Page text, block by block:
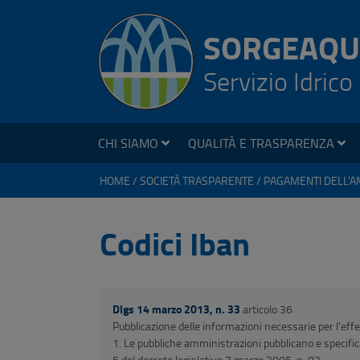
Servizio
CHI SIAMO QUALITÀ E TRASPARENZA
HOME SOCIETÀ TRASPARENTE
Codici Iban
Dlgs 14 marzo 2013, n. 33 articolo 36
Pubblicazione delle informazioni necessarie per
1. Le pubbliche amministrazioni pubblicano e